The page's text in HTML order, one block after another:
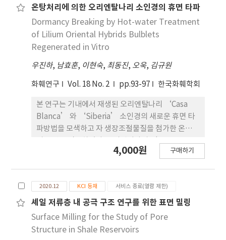
production indices and immune responses in
Korean indigenous goat
mobilization randomly and 8 subjects
received FES and 8 subjects received
mobilization and FES, at the same time. The
dorsiflexion PROM significantly increased in
the group of mobilization therapy,
mobilization and FES all together(p<.01).
There were statistically significant
differences among the three groups(p<.01).
The 10m walking test significantly decreased
in the group of mobilization therapy,
mobilization and FES all together(p<.05).
There were statistically significant
differences among the three groups(p<.01).
mobilization and FES all together(p<.05).
There were statistically significant
differences among the three groups(p<.01).
The stride length significantly increased in
온탕처리에 의한 오리엔탈나리 소인경의 휴면 타파
Dormancy Breaking by Hot-water Treatment
of Lilium Oriental Hybrids Bulblets
Regenerated in Vitro
우진하, 남효훈, 이현숙, 최동진, 오욱, 김규원
화훼연구 Vol. 18 No. 2 pp.93-97 한국화훼학회
본 연구는 기내에서 재생된 오리엔탈나리 ‘Casa
Blanca’ 와 ‘Siberia’ 소인경의 새로운 휴면 타
파방법을 모색하고 자 생장조절물질을 첨가한 온탕처
Blanca’와 ‘Siberia’ 두 품종 모두 30oC 증류
35oC 에서 1시간 온탕 처리에 의해서 ‘Casa
Blanca’와 ‘Siberia’의 맹아율은 각각 76.7%으
로 크게 촉진되었고 정식 2년차의 생장과 구근 비대가
촉진되었으며, 휴면에 따른 호흡정도를 반영하는 미
4,000원 구매하기
2020.12 KCI 등재 서비스 종료(열람 제한)
셰일 저류층 내 공극 구조 연구를 위한 표면 밀링
Surface Milling for the Study of Pore
Structure in Shale Reservoirs